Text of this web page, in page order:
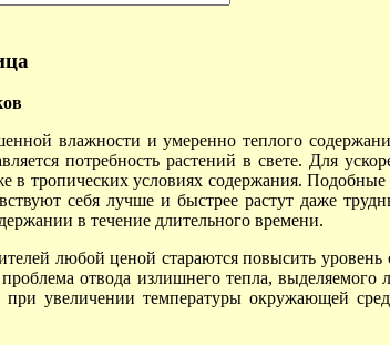
влажности и умеренно теплого
потребность растений в свете. Для
в тропических условиях содержания.
себя лучше и быстрее растут даже
в течение длительного времени.
любой ценой стараются повысить
отвода излишнего тепла, выделяемого
при увеличении температуры окружающей